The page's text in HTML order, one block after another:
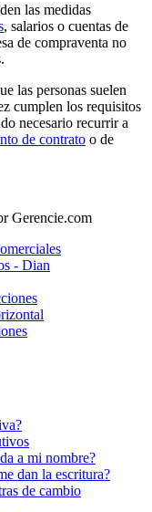
las medidas
, salarios o cuentas de
de compraventa no
las personas suelen
cumplen los requisitos
necesario recurrir a
de contrato o de
Gerencie.com
- Dian
a mi nombre?
dan la escritura?
de cambio